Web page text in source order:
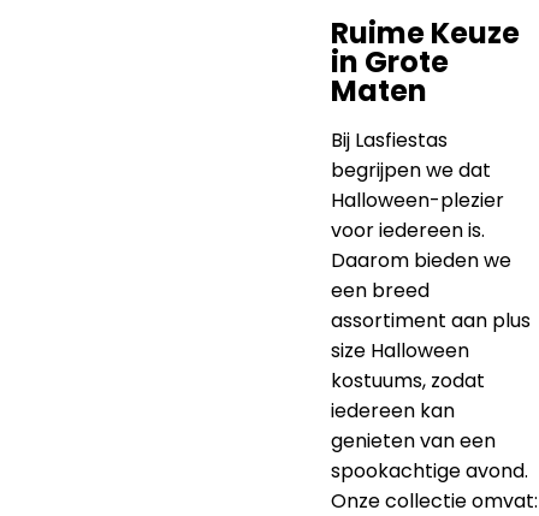
Ruime Keuze
in Grote
Maten
Bij Lasfiestas
begrijpen we dat
Halloween-plezier
voor iedereen is.
Daarom bieden we
een breed
assortiment aan plus
size Halloween
kostuums, zodat
iedereen kan
genieten van een
spookachtige avond.
Onze collectie omvat: